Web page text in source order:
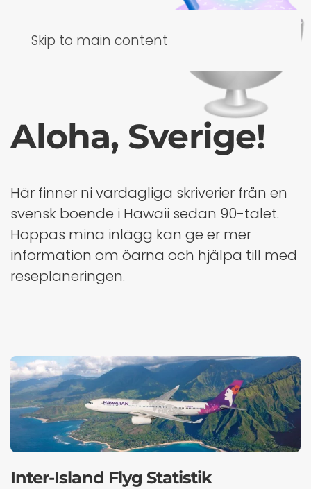
Skip to main content
Aloha, Sverige!
Här finner ni vardagliga skriverier från en
svensk boende i Hawaii sedan 90-talet.
Hoppas mina inlägg kan ge er mer
information om öarna och hjälpa till med
reseplaneringen.
Inter-Island Flyg Statistik